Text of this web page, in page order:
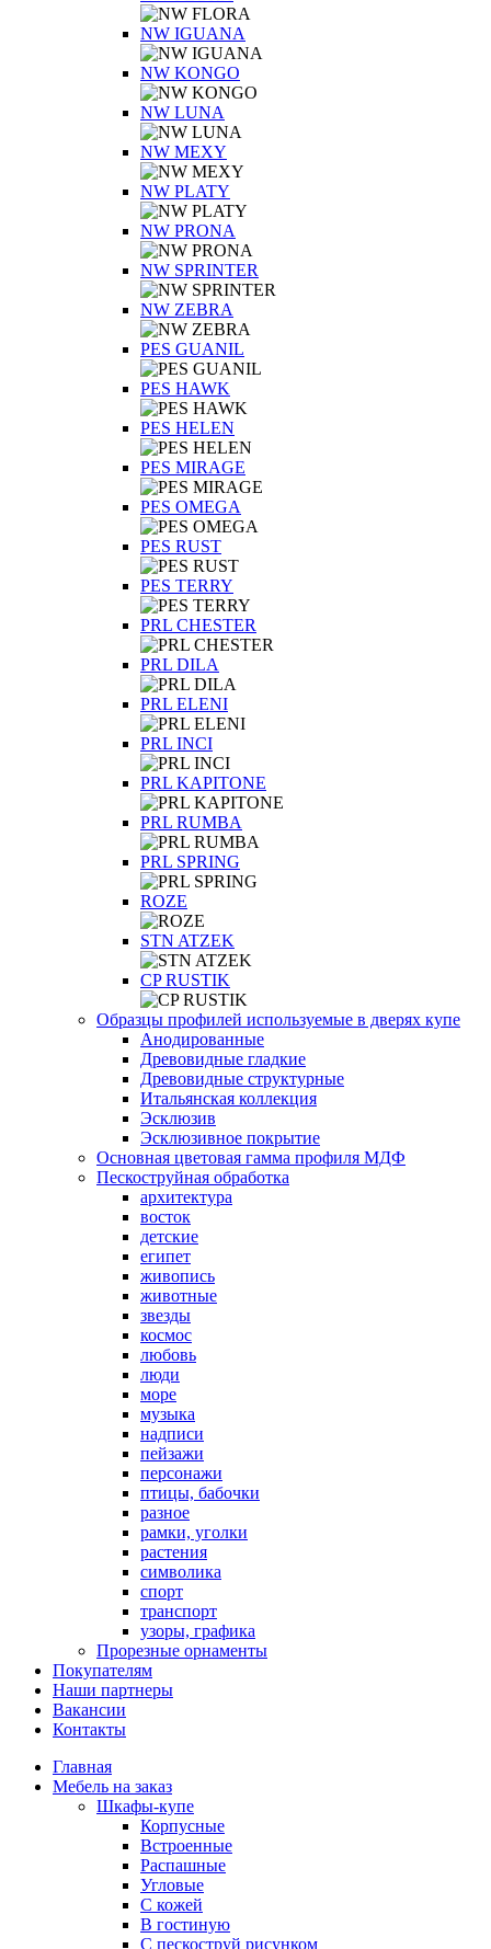
NW IGUANA
NW KONGO
NW LUNA
NW MEXY
NW PLATY
NW PRONA
NW SPRINTER
NW ZEBRA
PES GUANIL
PES HAWK
PES HELEN
PES MIRAGE
PES OMEGA
PES RUST
PES TERRY
PRL CHESTER
PRL DILA
PRL ELENI
PRL INCI
PRL KAPITONE
PRL RUMBA
PRL SPRING
ROZE
STN ATZEK
СP RUSTIK
Образцы профилей используемые в дверях купе
Анодированные
Древовидные гладкие
Древовидные структурные
Итальянская коллекция
Эсклюзив
Эсклюзивное покрытие
Основная цветовая гамма профиля МДФ
Пескоструйная обработка
архитектура
восток
детские
египет
живопись
животные
звезды
космос
любовь
люди
море
музыка
надписи
пейзажи
персонажи
птицы, бабочки
разное
рамки, уголки
растения
символика
спорт
транспорт
узоры, графика
Прорезные орнаменты
Покупателям
Наши партнеры
Вакансии
Контакты
Главная
Мебель на заказ
Шкафы-купе
Корпусные
Встроенные
Распашные
Угловые
С кожей
В гостиную
С пескоструй рисунком